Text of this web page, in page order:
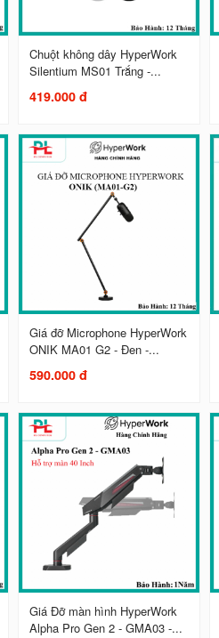
Chuột không dây HyperWork
Silentium MS01 Trắng -...
419.000 đ
Giá đỡ Microphone HyperWork
ONIK MA01 G2 - Đen -...
590.000 đ
Giá Đỡ màn hình HyperWork
Alpha Pro Gen 2 - GMA03 -...